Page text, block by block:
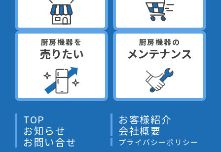
厨房機器を
売りたい
厨房機器の
メンテナンス
TOP お客様紹介
お知らせ 会社概要
お問い合せ プライバシーポリシー